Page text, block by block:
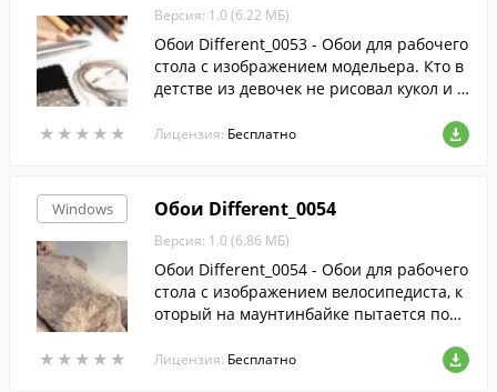
★ ★ ★ ★ ★
★ ★ ★ ★ ★
Версия: 1.0 (6.22 МБ)
Обои Different_0053 - Обои для рабочего
стола с изображением модельера. Кто в
детстве из девочек не рисовал кукол и о
ния. Но у кого-то это стало делом всей ж
изни, превратившись в моделирование
лужить источником вдохновения.
Лицензия: Бесплатно
Windows
★ ★ ★ ★ ★
★ ★ ★ ★ ★
Обои Different_0054
Версия: 1.0 (6.86 МБ)
Обои Different_0054 - Обои для рабочего
стола с изображением велосипедиста, к
оторый на маунтинбайке пытается подн
ы осталось совсем немного, и видно, что
сил у спортсмена еще достаточно, чтоб
Лицензия: Бесплатно